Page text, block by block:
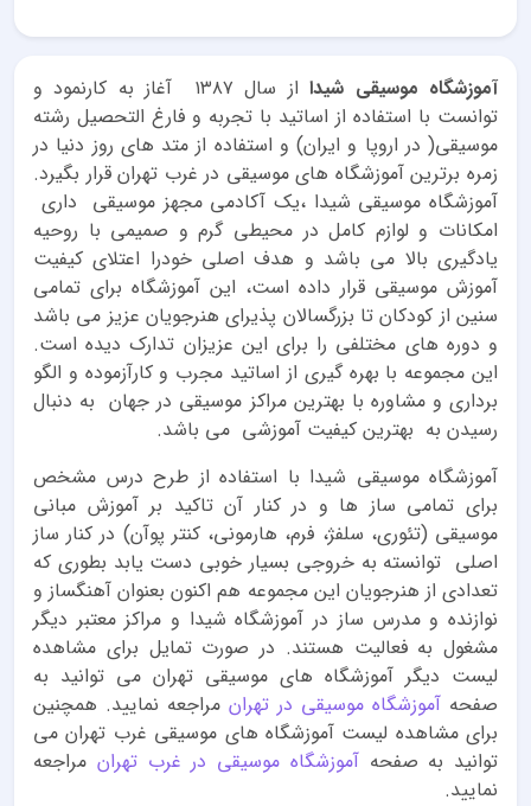
آموزشگاه موسیقی شیدا
از سال ۱۳۸۷ آغاز به کارنمود و
توانست با استفاده از اساتید با تجربه و فارغ التحصیل رشته
موسیقی( در اروپا و ایران) و استفاده از متد های روز دنیا در
زمره برترین آموزشگاه های موسیقی در غرب تهران قرار بگیرد.
آموزشگاه موسیقی شیدا ،یک آکادمی مجهز موسیقی داری
امکانات و لوازم کامل در محیطی گرم و صمیمی با روحیه
یادگیری بالا می باشد و هدف اصلی خودرا اعتلای کیفیت
آموزش موسیقی قرار داده است، این آموزشگاه برای تمامی
سنین از کودکان تا بزرگسالان پذیرای هنرجویان عزیز می باشد
و دوره های مختلفی را برای این عزیزان تدارک دیده است.
این مجموعه با بهره گیری از اساتید مجرب و کارآزموده و الگو
برداری و مشاوره با بهترین مراکز موسیقی در جهان به دنبال
رسیدن به بهترین کیفیت آموزشی می باشد.
آموزشگاه موسیقی شیدا با استفاده از طرح درس مشخص
برای تمامی ساز ها و در کنار آن تاکید بر آموزش مبانی
موسیقی (تئوری، سلفژ، فرم، هارمونی، کنتر پوآن) در کنار ساز
اصلی توانسته به خروجی بسیار خوبی دست یابد بطوری که
تعدادی از هنرجویان این مجموعه هم اکنون بعنوان آهنگساز و
نوازنده و مدرس ساز در آموزشگاه شیدا و مراکز معتبر دیگر
مشغول به فعالیت هستند. در صورت تمایل برای مشاهده
لیست دیگر آموزشگاه های موسیقی تهران می توانید به
صفحه آموزشگاه موسیقی در تهران مراجعه نمایید. همچنین
برای مشاهده لیست آموزشگاه های موسیقی غرب تهران می
توانید به صفحهآموزشگاه موسیقی در غرب تهران مراجعه
نمایید.